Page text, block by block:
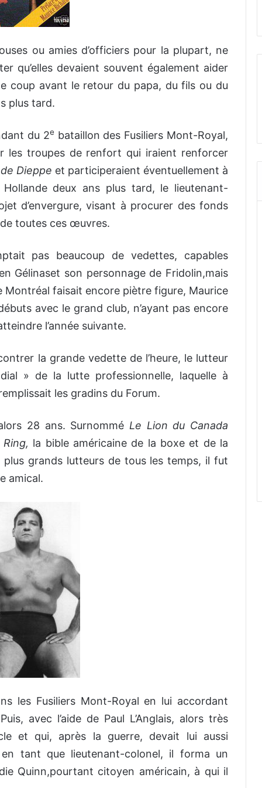
ou amies d’officiers pour la plupart, ne
qu’elles devaient souvent également aider
coup avant le retour du papa, du fils ou du
plus tard.
du 2e bataillon des Fusiliers Mont-Royal,
les troupes de renfort qui iraient renforcer
Dieppe et participeraient éventuellement à
deux ans plus tard, le lieutenant-
d’envergure, visant à procurer des fonds
de toutes ces œuvres.
pas beaucoup de vedettes, capables
Gélinaset son personnage de Fridolin,mais
Montréal faisait encore piètre figure, Maurice
avec le grand club, n’ayant pas encore
l’année suivante.
la grande vedette de l’heure, le lutteur
» de la lutte professionnelle, laquelle à
les gradins du Forum.
28 ans. Surnommé Le Lion du Canada
Ring, la bible américaine de la boxe et de la
grands lutteurs de tous les temps, il fut
amical.
les Fusiliers Mont-Royal en lui accordant
avec l’aide de Paul L’Anglais, alors très
et qui, après la guerre, devait lui aussi
tant que lieutenant-colonel, il forma un
Quinn,pourtant citoyen américain, à qui il